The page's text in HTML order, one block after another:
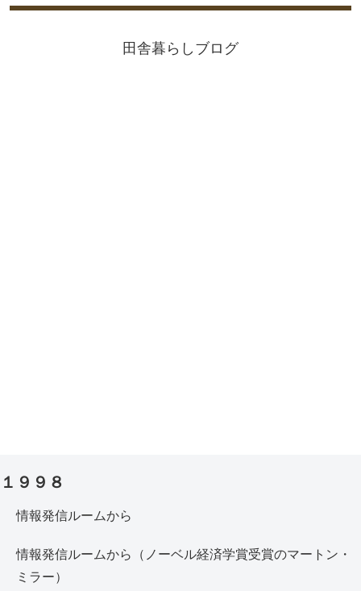
田舎暮らしブログ
１９９８
情報発信ルームから
情報発信ルームから（ノーベル経済学賞受賞のマートン・
ミラー）